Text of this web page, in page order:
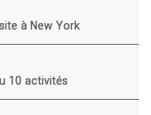
à New York
10 activités